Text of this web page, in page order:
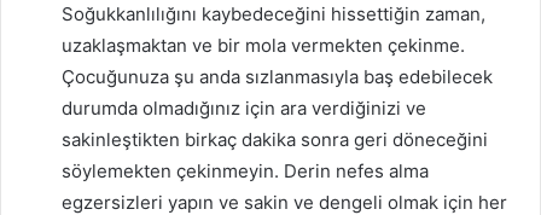
Soğukkanlılığını kaybedeceğini hissettiğin zaman,
uzaklaşmaktan ve bir mola vermekten çekinme.
Çocuğunuza şu anda sızlanmasıyla baş edebilecek
durumda olmadığınız için ara verdiğinizi ve
sakinleştikten birkaç dakika sonra geri döneceğini
söylemekten çekinmeyin. Derin nefes alma
egzersizleri yapın ve sakin ve dengeli olmak için her